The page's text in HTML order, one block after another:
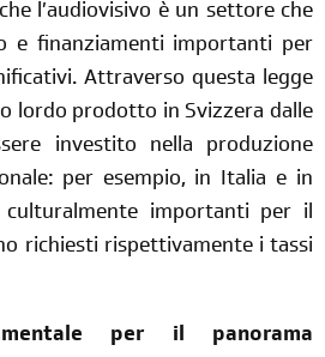
l’audiovisivo è un settore che
e finanziamenti importanti per
Attraverso questa legge
lordo prodotto in Svizzera dalle
investito nella produzione
per esempio, in Italia e in
culturalmente importanti per il
richiesti rispettivamente i tassi
per il panorama